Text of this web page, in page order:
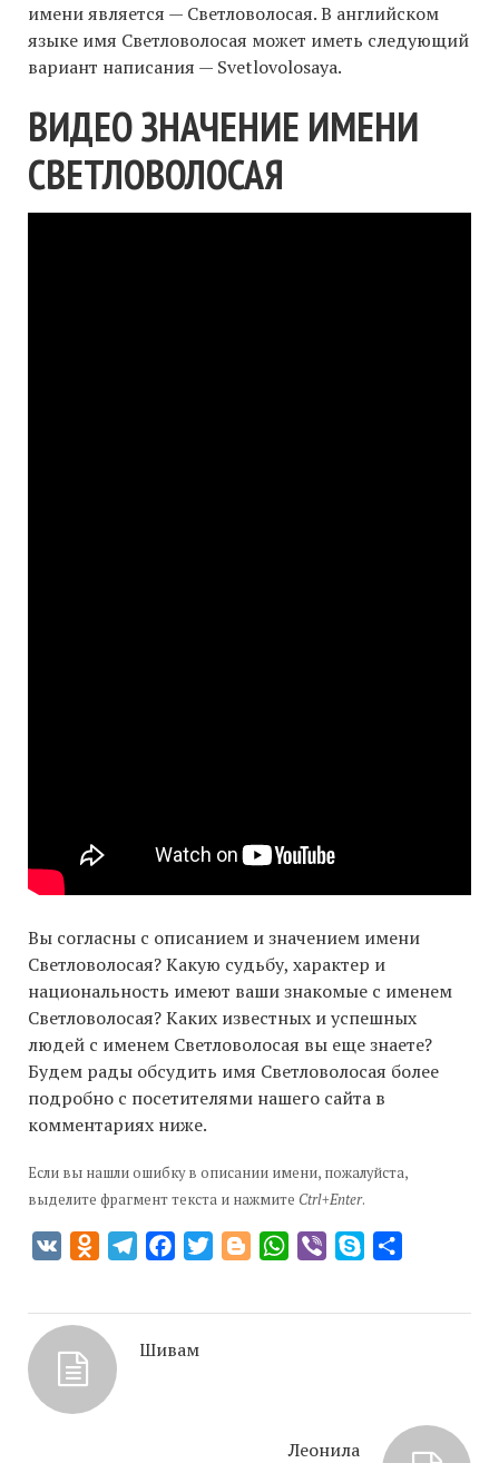
имени является — Светловолосая. В английском
языке имя Светловолосая может иметь следующий
вариант написания — Svetlovolosaya.
ВИДЕО ЗНАЧЕНИЕ ИМЕНИ
СВЕТЛОВОЛОСАЯ
Вы согласны с описанием и значением имени
Светловолосая? Какую судьбу, характер и
национальность имеют ваши знакомые с именем
Светловолосая? Каких известных и успешных
людей с именем Светловолосая вы еще знаете?
Будем рады обсудить имя Светловолосая более
подробно с посетителями нашего сайта в
комментариях ниже.
Если вы нашли ошибку в описании имени, пожалуйста,
выделите фрагмент текста и нажмите Ctrl+Enter.
VK Odnoklassniki
TelegramFacebookTwitterBloggerWhatsApp
Viber Skype
Шивам
Леонила